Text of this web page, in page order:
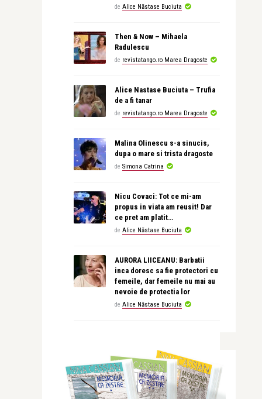
de Alice Năstase Buciuta
Then & Now – Mihaela
Radulescu
de revistatango.ro Marea Dragoste
Alice Nastase Buciuta – Trufia
de a fi tanar
de revistatango.ro Marea Dragoste
Malina Olinescu s-a sinucis,
dupa o mare si trista dragoste
de Simona Catrina
Nicu Covaci: Tot ce mi-am
propus in viata am reusit! Dar
ce pret am platit…
de Alice Năstase Buciuta
AURORA LIICEANU: Barbatii
inca doresc sa fie protectori cu
femeile, dar femeile nu mai au
nevoie de protectia lor
de Alice Năstase Buciuta